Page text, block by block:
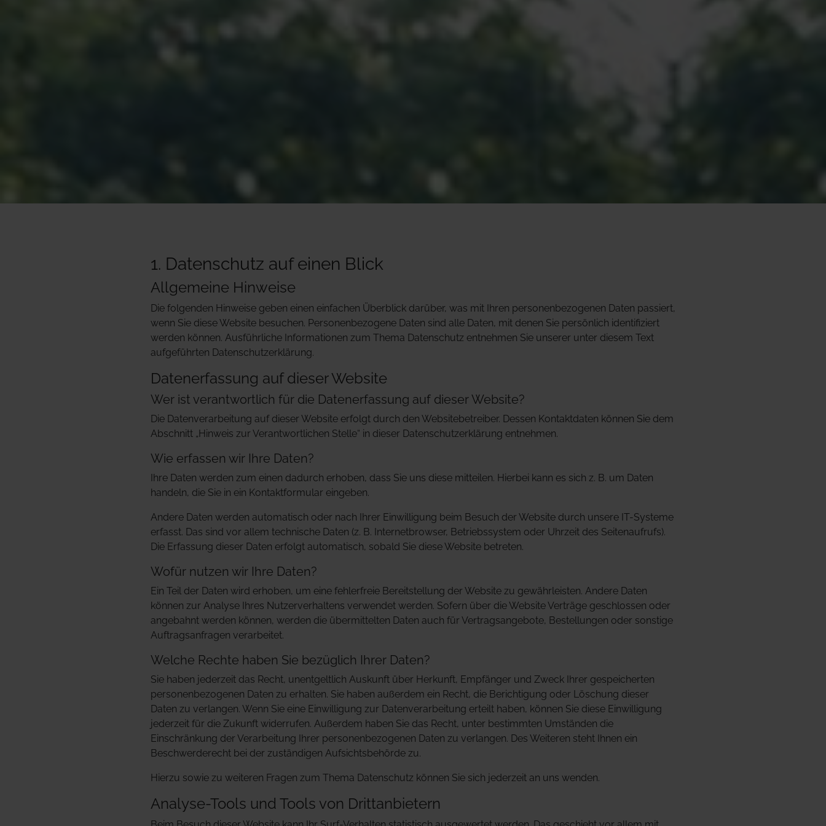
1. Datenschutz auf einen Blick
Allgemeine Hinweise
Die folgenden Hinweise geben einen einfachen Überblick darüber, was mit Ihren personenbezogenen Daten passiert,
wenn Sie diese Website besuchen. Personenbezogene Daten sind alle Daten, mit denen Sie persönlich identifiziert
werden können. Ausführliche Informationen zum Thema Datenschutz entnehmen Sie unserer unter diesem Text
aufgeführten Datenschutzerklärung.
Datenerfassung auf dieser Website
Wer ist verantwortlich für die Datenerfassung auf dieser Website?
Die Datenverarbeitung auf dieser Website erfolgt durch den Websitebetreiber. Dessen Kontaktdaten können Sie dem
Abschnitt „Hinweis zur Verantwortlichen Stelle“ in dieser Datenschutzerklärung entnehmen.
Wie erfassen wir Ihre Daten?
Ihre Daten werden zum einen dadurch erhoben, dass Sie uns diese mitteilen. Hierbei kann es sich z. B. um Daten
handeln, die Sie in ein Kontaktformular eingeben.
Andere Daten werden automatisch oder nach Ihrer Einwilligung beim Besuch der Website durch unsere IT-Systeme
erfasst. Das sind vor allem technische Daten (z. B. Internetbrowser, Betriebssystem oder Uhrzeit des Seitenaufrufs).
Die Erfassung dieser Daten erfolgt automatisch, sobald Sie diese Website betreten.
Wofür nutzen wir Ihre Daten?
Ein Teil der Daten wird erhoben, um eine fehlerfreie Bereitstellung der Website zu gewährleisten. Andere Daten
können zur Analyse Ihres Nutzerverhaltens verwendet werden. Sofern über die Website Verträge geschlossen oder
angebahnt werden können, werden die übermittelten Daten auch für Vertragsangebote, Bestellungen oder sonstige
Auftragsanfragen verarbeitet.
Welche Rechte haben Sie bezüglich Ihrer Daten?
Sie haben jederzeit das Recht, unentgeltlich Auskunft über Herkunft, Empfänger und Zweck Ihrer gespeicherten
personenbezogenen Daten zu erhalten. Sie haben außerdem ein Recht, die Berichtigung oder Löschung dieser
Daten zu verlangen. Wenn Sie eine Einwilligung zur Datenverarbeitung erteilt haben, können Sie diese Einwilligung
jederzeit für die Zukunft widerrufen. Außerdem haben Sie das Recht, unter bestimmten Umständen die
Einschränkung der Verarbeitung Ihrer personenbezogenen Daten zu verlangen. Des Weiteren steht Ihnen ein
Beschwerderecht bei der zuständigen Aufsichtsbehörde zu.
Hierzu sowie zu weiteren Fragen zum Thema Datenschutz können Sie sich jederzeit an uns wenden.
Analyse-Tools und Tools von Dritt­anbietern